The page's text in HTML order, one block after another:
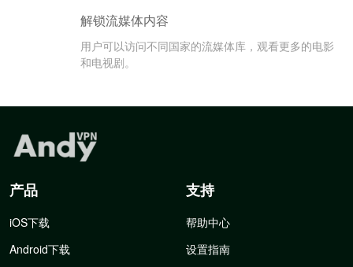
解锁流媒体内容
用户可以访问不同国家的流媒体库，观看更多的电影
和电视剧。
产品
iOS下载
Android下载
支持
帮助中心
设置指南